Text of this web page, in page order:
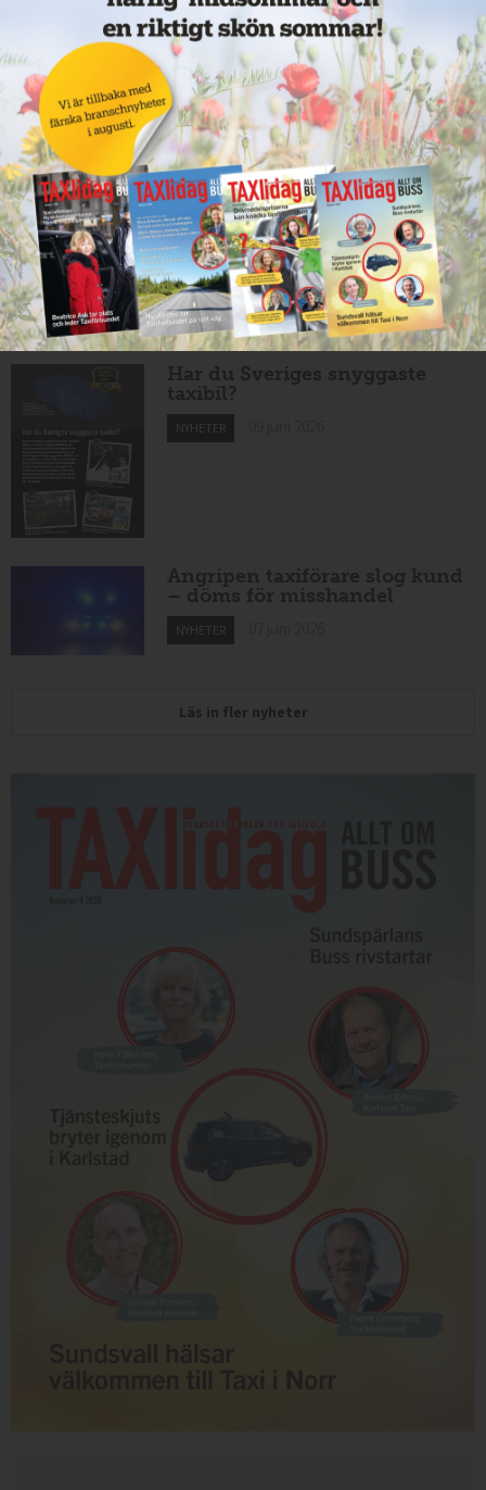
Taxibommar fick inte avsedd
effekt vid Lund C
NYHETER 10 juni 2026
Nytt taxibolag i Borlänge
NYHETER 10 juni 2026
Mexikansk elbil för 80 000
kronor ny på marknaden
NYHETER 10 juni 2026
Har du Sveriges snyggaste
taxibil?
NYHETER
Angripen taxiförare slog kund
– döms för misshandel
NYHETER
Läs in fler nyheter